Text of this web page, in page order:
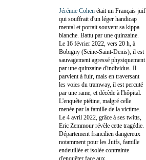
Jérémie Cohen était un Français juif
qui souffrait d'un léger handicap
mental et portait souvent sa kippa
blanche. Battu par une quinzaine.
Le 16 février 2022, vers 20 h, à
Bobigny (Seine-Saint-Denis), il est
sauvagement agressé physiquement
par une quinzaine d'individus. Il
parvient à fuir, mais en traversant
les voies du tramway, il est percuté
par une rame, et décède à l'hôpital.
L'enquête piétine, malgré celle
menée par la famille de la victime.
Le 4 avril 2022, grâce à ses twitts,
Eric Zemmour révèle cette tragédie.
Département francilien dangereux
notamment pour les Juifs, famille
endeuillée et isolée contrainte
d'enquêter face aux